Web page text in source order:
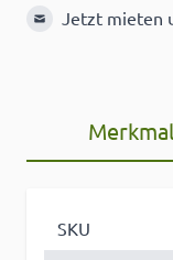
Jetzt mieten
SKU